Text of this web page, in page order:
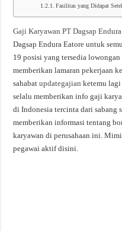
Fasilitas yang Didapat
Gaji Karyawan PT Dagsap
Dagsap Endura Eatore untuk
19 posisi yang tersedia
memberikan lamaran pekerjaan
sahabatupdategajian ketemu
selalu memberikan info gaji
di Indonesia tercinta dari sabang
memberikan informasi tentang
karyawan di perusahaan ini.
pegawai aktif disini.